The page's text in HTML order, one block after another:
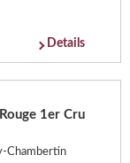
Details
1er Cru
Chambertin